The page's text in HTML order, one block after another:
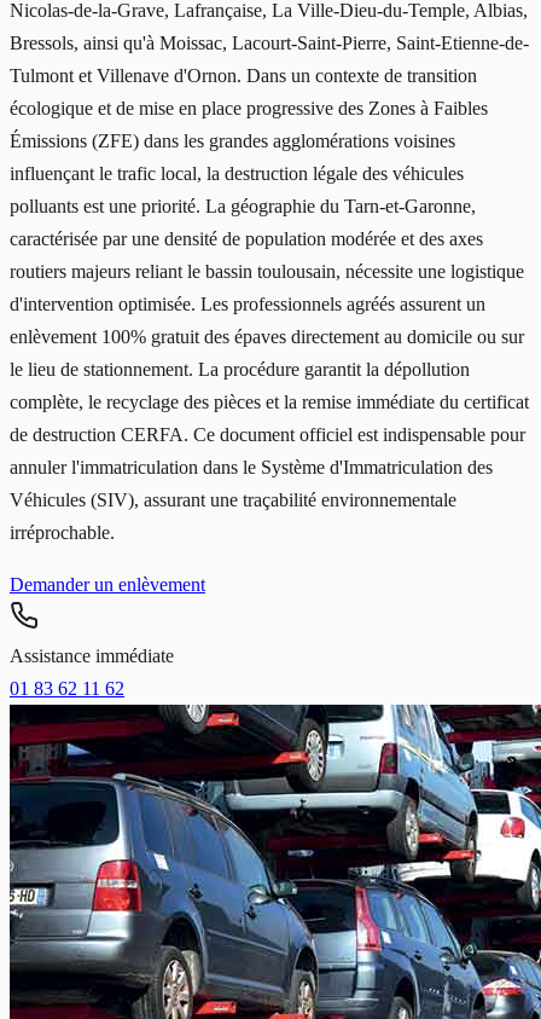
Nicolas-de-la-Grave, Lafrançaise, La Ville-Dieu-du-Temple, Albias,
Bressols, ainsi qu'à Moissac, Lacourt-Saint-Pierre, Saint-Etienne-de-
Tulmont et Villenave d'Ornon. Dans un contexte de transition
écologique et de mise en place progressive des Zones à Faibles
Émissions (ZFE) dans les grandes agglomérations voisines
influençant le trafic local, la destruction légale des véhicules
polluants est une priorité. La géographie du Tarn-et-Garonne,
caractérisée par une densité de population modérée et des axes
routiers majeurs reliant le bassin toulousain, nécessite une logistique
d'intervention optimisée. Les professionnels agréés assurent un
enlèvement 100% gratuit des épaves directement au domicile ou sur
le lieu de stationnement. La procédure garantit la dépollution
complète, le recyclage des pièces et la remise immédiate du certificat
de destruction CERFA. Ce document officiel est indispensable pour
annuler l'immatriculation dans le Système d'Immatriculation des
Véhicules (SIV), assurant une traçabilité environnementale
irréprochable.
Demander un enlèvement
Assistance immédiate
01 83 62 11 62